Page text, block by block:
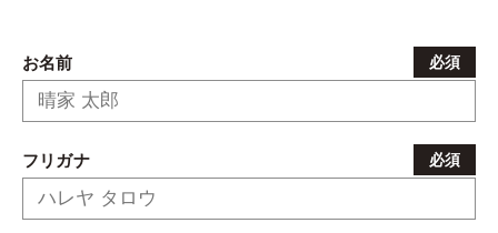
お名前 必須
フリガナ 必須